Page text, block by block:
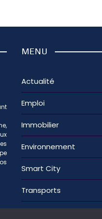
MENU
Actualité
Emploi
Immobilier
Environnement
Smart City
Transports